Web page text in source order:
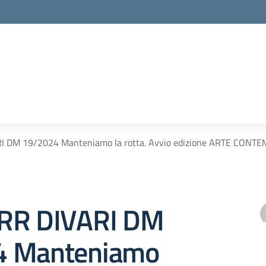
DM 19/2024 Manteniamo la rotta. Avvio edizione ARTE
DIVARI DM